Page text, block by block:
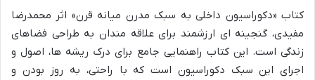
کتاب «دکوراسیون داخلی به سبک مدرن میانه قرن» اثر محمدرضا
مفیدی، گنجینه ای ارزشمند برای علاقه مندان به طراحی فضاهای
زندگی است. این کتاب راهنمایی جامع برای درک ریشه ها، اصول و
اجرای این سبک دکوراسیون است که با راحتی، به روز بودن و